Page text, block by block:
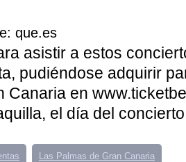
que.es
asistir a estos
pudiéndose adquirir
Canaria en
el día del
Las Palmas de Gran Canaria